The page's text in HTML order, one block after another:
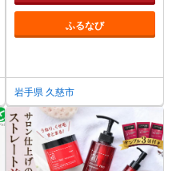
ふるなび
岩手県 久慈市